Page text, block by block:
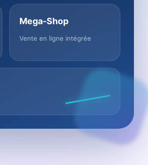
Mega-Shop
Vente en ligne intégrée